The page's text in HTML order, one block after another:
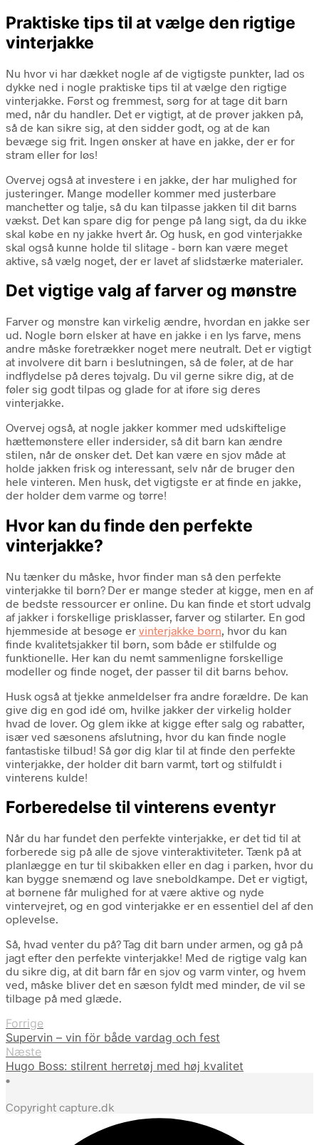
Praktiske tips til at vælge den rigtige
vinterjakke
Nu hvor vi har dækket nogle af de vigtigste punkter, lad os
dykke ned i nogle praktiske tips til at vælge den rigtige
vinterjakke. Først og fremmest, sørg for at tage dit barn
med, når du handler. Det er vigtigt, at de prøver jakken på,
så de kan sikre sig, at den sidder godt, og at de kan
bevæge sig frit. Ingen ønsker at have en jakke, der er for
stram eller for løs!
Overvej også at investere i en jakke, der har mulighed for
justeringer. Mange modeller kommer med justerbare
manchetter og talje, så du kan tilpasse jakken til dit barns
vækst. Det kan spare dig for penge på lang sigt, da du ikke
skal købe en ny jakke hvert år. Og husk, en god vinterjakke
skal også kunne holde til slitage - børn kan være meget
aktive, så vælg noget, der er lavet af slidstærke materialer.
Det vigtige valg af farver og mønstre
Farver og mønstre kan virkelig ændre, hvordan en jakke ser
ud. Nogle børn elsker at have en jakke i en lys farve, mens
andre måske foretrækker noget mere neutralt. Det er vigtigt
at involvere dit barn i beslutningen, så de føler, at de har
indflydelse på deres tøjvalg. Du vil gerne sikre dig, at de
føler sig godt tilpas og glade for at iføre sig deres
vinterjakke.
Overvej også, at nogle jakker kommer med udskiftelige
hættemønstere eller indersider, så dit barn kan ændre
stilen, når de ønsker det. Det kan være en sjov måde at
holde jakken frisk og interessant, selv når de bruger den
hele vinteren. Men husk, det vigtigste er at finde en jakke,
der holder dem varme og tørre!
Hvor kan du finde den perfekte
vinterjakke?
Nu tænker du måske, hvor finder man så den perfekte
vinterjakke til børn? Der er mange steder at kigge, men en af
de bedste ressourcer er online. Du kan finde et stort udvalg
af jakker i forskellige prisklasser, farver og stilarter. En god
hjemmeside at besøge er vinterjakke børn , hvor du kan
finde kvalitetsjakker til børn, som både er stilfulde og
funktionelle. Her kan du nemt sammenligne forskellige
modeller og finde noget, der passer til dit barns behov.
Husk også at tjekke anmeldelser fra andre forældre. De kan
give dig en god idé om, hvilke jakker der virkelig holder
hvad de lover. Og glem ikke at kigge efter salg og rabatter,
især ved sæsonens afslutning, hvor du kan finde nogle
fantastiske tilbud! Så gør dig klar til at finde den perfekte
vinterjakke, der holder dit barn varmt, tørt og stilfuldt i
vinterens kulde!
Forberedelse til vinterens eventyr
Når du har fundet den perfekte vinterjakke, er det tid til at
forberede sig på alle de sjove vinteraktiviteter. Tænk på at
planlægge en tur til skibakken eller en dag i parken, hvor du
kan bygge snemænd og lave sneboldkampe. Det er vigtigt,
at børnene får mulighed for at være aktive og nyde
vintervejret, og en god vinterjakke er en essentiel del af den
oplevelse.
Så, hvad venter du på? Tag dit barn under armen, og gå på
jagt efter den perfekte vinterjakke! Med de rigtige valg kan
du sikre dig, at dit barn får en sjov og varm vinter, og hvem
ved, måske bliver det en sæson fyldt med minder, de vil se
tilbage på med glæde.
Forrige
Supervin – vin för både vardag och fest
Næste
Hugo Boss: stilrent herretøj med høj kvalitet
•
Copyright capture.dk